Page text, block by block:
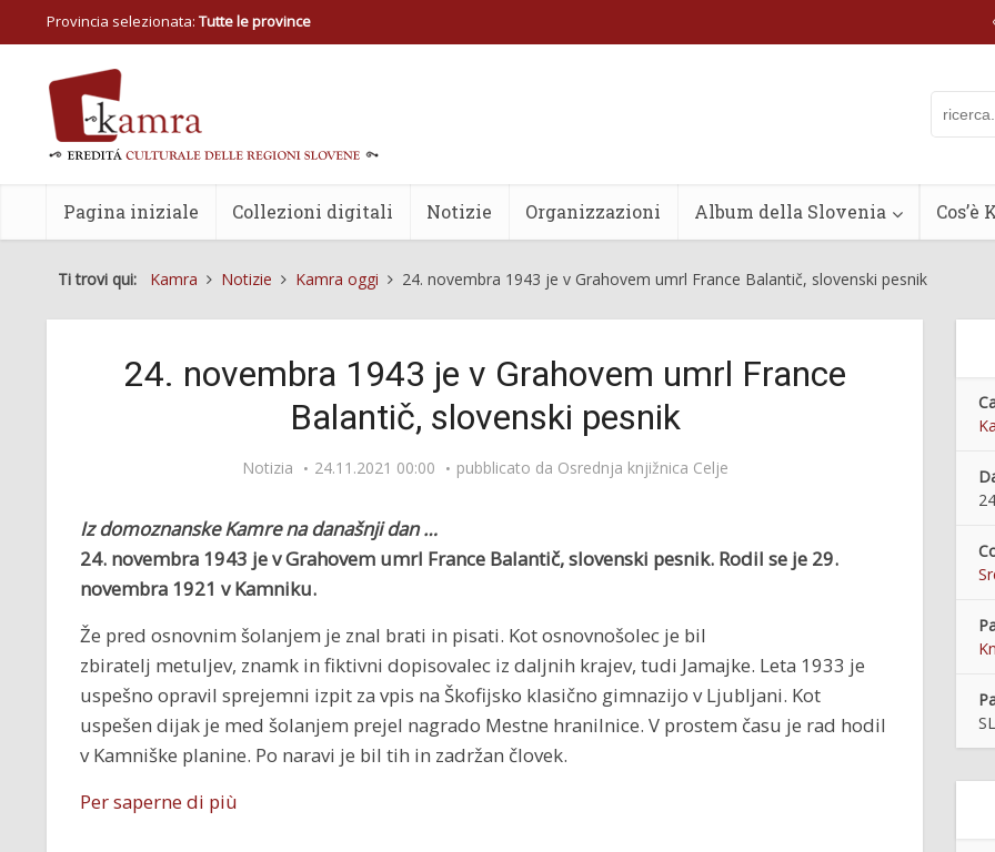
Provincia selezionata: Tutte le province
Pagina iniziale Collezioni digitali Notizie Organizzazioni Album della Slovenia Cos’è
Ti trovi qui: Kamra Notizie Kamra oggi 24. novembra 1943 je v Grahovem umrl France Balantič, slovenski pesnik
24. novembra 1943 je v Grahovem umrl France
Balantič, slovenski pesnik
Notizia 24.11.2021 00:00 pubblicato da Osrednja knjižnica Celje
Iz domoznanske Kamre na današnji dan …
24. novembra 1943 je v Grahovem umrl France Balantič, slovenski pesnik. Rodil se je 29.
novembra 1921 v Kamniku.
Že pred osnovnim šolanjem je znal brati in pisati. Kot osnovnošolec je bil
zbiratelj metuljev, znamk in fiktivni dopisovalec iz daljnih krajev, tudi Jamajke. Leta 1933 je
uspešno opravil sprejemni izpit za vpis na Škofijsko klasično gimnazijo v Ljubljani. Kot
uspešen dijak je med šolanjem prejel nagrado Mestne hranilnice. V prostem času je rad hodil
v Kamniške planine. Po naravi je bil tih in zadržan človek.
Per saperne di più